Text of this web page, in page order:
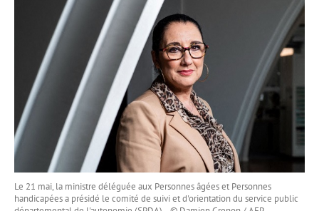
Le 21 mai, la ministre déléguée aux Personnes âgées et Personnes
handicapées a présidé le comité de suivi et d'orientation du service public